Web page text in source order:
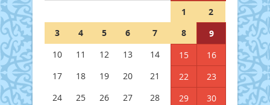
1
2
3
4 5 6 7 8
9
10
11 12 13 14 15
16
17
18 19 20 21 22
23
24
25 26 27 28 29
30